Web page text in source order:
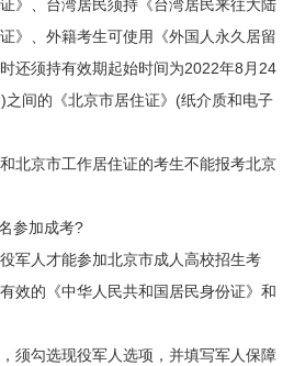
》、台湾居民须持《台湾居民来往大陆
》、外籍考生可使用《外国人永久居留
还须持有效期起始时间为2022年8月24
间的《北京市居住证》(纸介质和电子
京市工作居住证的考生不能报考北京
参加成考?
人才能参加北京市成人高校招生考
效的《中华人民共和国居民身份证》和
勾选现役军人选项，并填写军人保障